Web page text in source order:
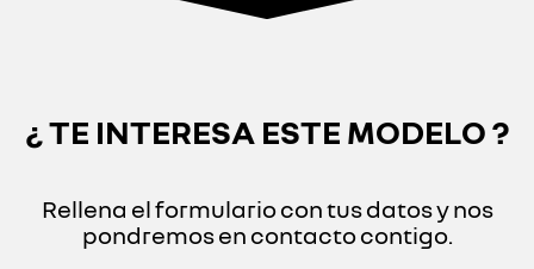
¿ TE INTERESA ESTE MODELO ?
Rellena el formulario con tus datos y nos
pondremos en contacto contigo.